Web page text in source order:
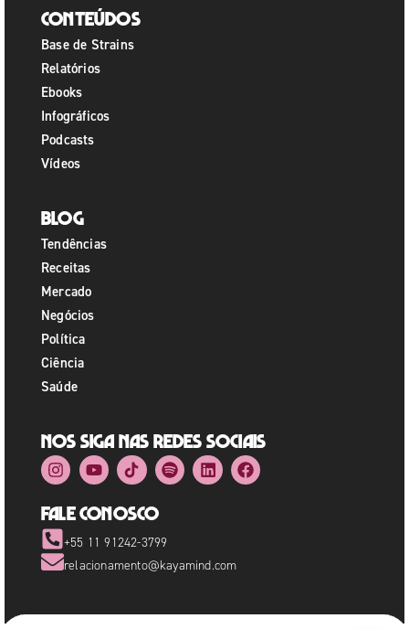
Conteúdos
Base de Strains
Relatórios
Ebooks
Infográficos
Podcasts
Vídeos
Blog
Tendências
Receitas
Mercado
Negócios
Política
Ciência
Saúde
Nos siga nas redes sociais
Fale Conosco
+55 11 91242-3799
relacionamento@kayamind.com